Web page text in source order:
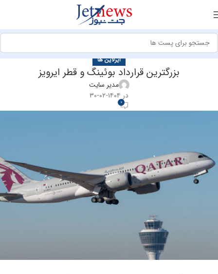
ایرلاین ها
بزرگترین قرارداد بوئینگ و قطر ایرویز
مدیر سایت
در ۱۴۰۴-۰۲-۳۰
0